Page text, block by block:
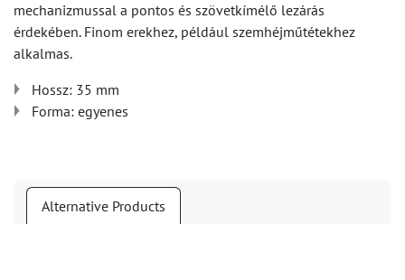
mechanizmussal a pontos és szövetkímélő lezárás
érdekében. Finom erekhez, például szemhéjműtétekhez
alkalmas.
Hossz: 35 mm
Forma: egyenes
Alternative Products